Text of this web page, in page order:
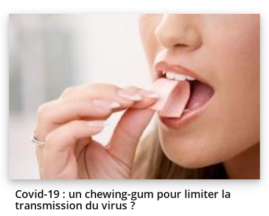
Covid-19 : un chewing-gum pour limiter la
transmission du virus ?